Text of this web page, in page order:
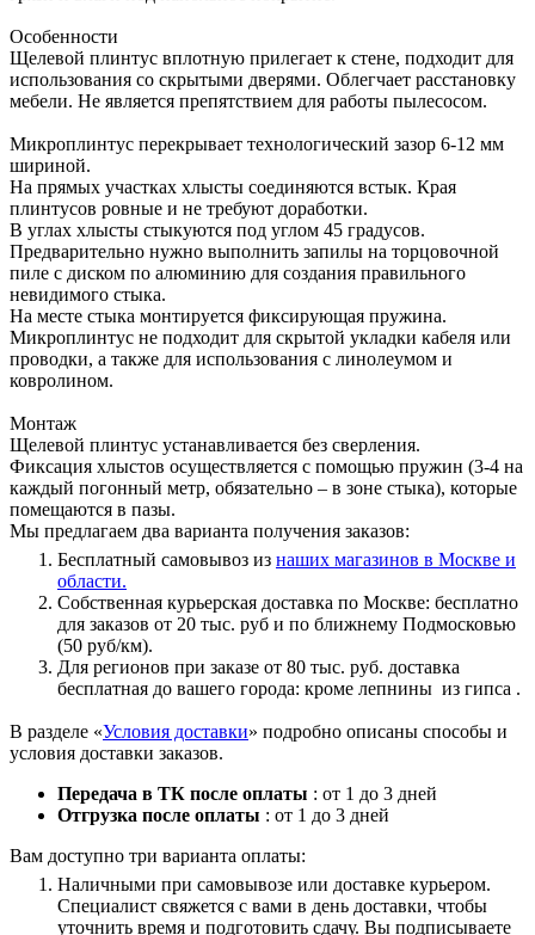
Особенности
Щелевой плинтус вплотную прилегает к стене, подходит для
использования со скрытыми дверями. Облегчает расстановку
мебели. Не является препятствием для работы пылесосом.
Микроплинтус перекрывает технологический зазор 6-12 мм
шириной.
На прямых участках хлысты соединяются встык. Края
плинтусов ровные и не требуют доработки.
В углах хлысты стыкуются под углом 45 градусов.
Предварительно нужно выполнить запилы на торцовочной
пиле с диском по алюминию для создания правильного
невидимого стыка.
На месте стыка монтируется фиксирующая пружина.
Микроплинтус не подходит для скрытой укладки кабеля или
проводки, а также для использования с линолеумом и
ковролином.
Монтаж
Щелевой плинтус устанавливается без сверления.
Фиксация хлыстов осуществляется с помощью пружин (3-4 на
каждый погонный метр, обязательно – в зоне стыка), которые
помещаются в пазы.
Мы предлагаем два варианта получения заказов:
Бесплатный самовывоз из наших магазинов в Москве и
области.
Собственная курьерская доставка по Москве: бесплатно
для заказов от 20 тыс. руб и по ближнему Подмосковью
(50 руб/км).
Для регионов при заказе от 80 тыс. руб. доставка
бесплатная до вашего города: кроме лепнины из гипса .
В разделе «Условия доставки» подробно описаны способы и
условия доставки заказов.
Передача в ТК после оплаты : от 1 до 3 дней
Отгрузка после оплаты : от 1 до 3 дней
Вам доступно три варианта оплаты:
Наличными при самовывозе или доставке курьером.
Специалист свяжется с вами в день доставки, чтобы
уточнить время и подготовить сдачу. Вы подписываете